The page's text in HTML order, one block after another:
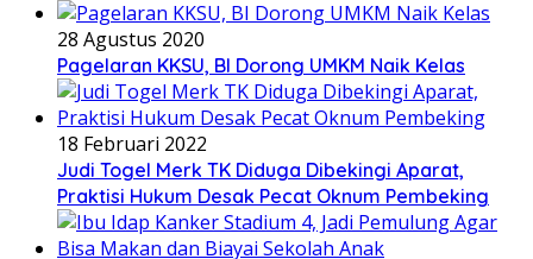
28 Agustus 2020
Pagelaran KKSU, BI Dorong UMKM Naik Kelas
18 Februari 2022
Judi Togel Merk TK Diduga Dibekingi Aparat,
Praktisi Hukum Desak Pecat Oknum Pembeking